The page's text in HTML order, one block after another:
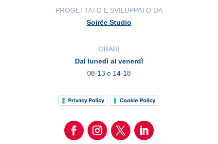
PROGETTATO E SVILUPPATO DA
Soirëe Studio
ORARI
Dal lunedì al venerdì
08-13 e 14-18
Privacy Policy Cookie Policy